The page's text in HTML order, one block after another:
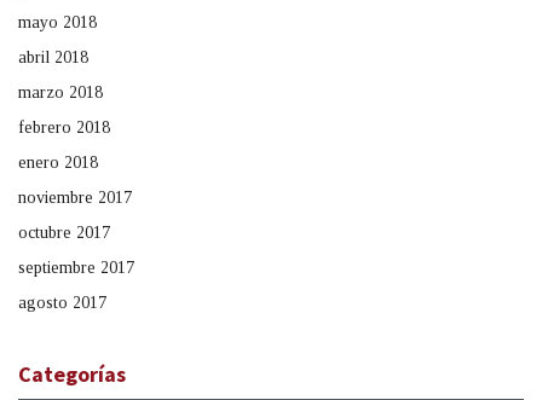
mayo 2018
abril 2018
marzo 2018
febrero 2018
enero 2018
noviembre 2017
octubre 2017
septiembre 2017
agosto 2017
Categorías